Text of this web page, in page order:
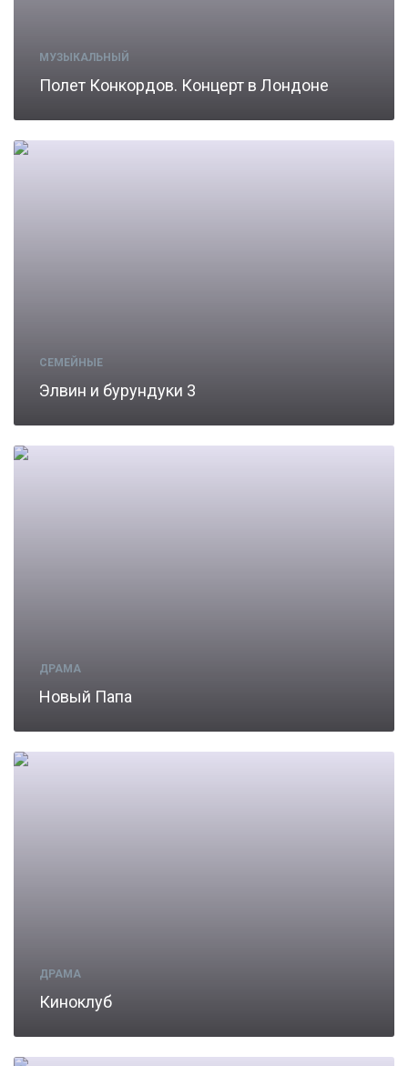
МУЗЫКАЛЬНЫЙ
Полет Конкордов. Концерт в Лондоне
СЕМЕЙНЫЕ
Элвин и бурундуки 3
ДРАМА
Новый Папа
ДРАМА
Киноклуб